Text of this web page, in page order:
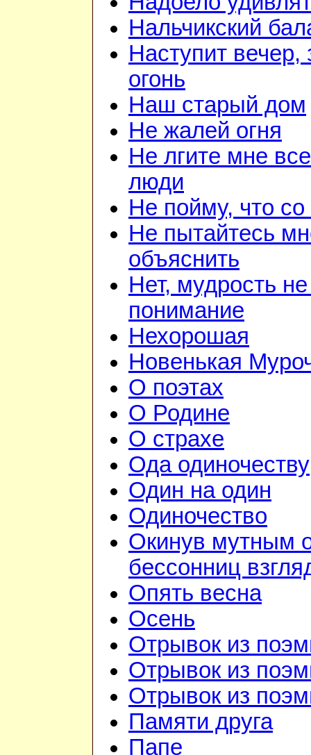
Нальчикский
Наступит вечер,
огонь
Наш старый дом
Не жалей огня
Не лгите мне
люди
Не пойму, что
Не пытайтесь
объяснить
Нет, мудрость
понимание
Нехорошая
Новенькая
О поэтах
О Родине
О страхе
Ода одиночеству
Один на один
Одиночество
Окинув мутным
бессонниц
Опять весна
Осень
Отрывок из
Отрывок из
Отрывок из
Памяти друга
Папе